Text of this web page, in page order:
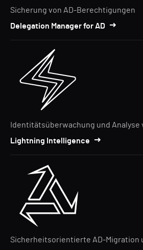
Sicherung von AD-Berechtigungen
Delegation Manager for AD
Identitätsüberwachung und
Lightning Intelligence
Sicherheitsorientierte AD-Migration